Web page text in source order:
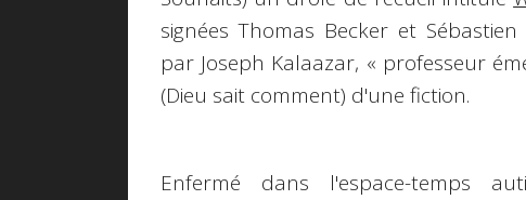
signées Thomas Becker et
par Joseph Kalaazar, « professeur
(Dieu sait comment) d'une fiction.
Enfermé dans l'espace-temps